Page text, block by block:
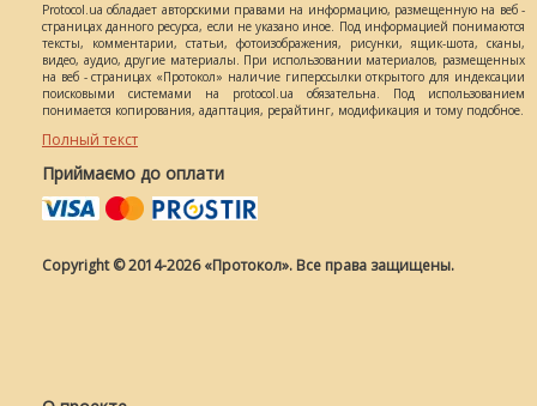
Protocol.ua обладает авторскими правами на информацию, размещенную на веб -
страницах данного ресурса, если не указано иное. Под информацией понимаются
тексты, комментарии, статьи, фотоизображения, рисунки, ящик-шота, сканы,
видео, аудио, другие материалы. При использовании материалов, размещенных
на веб - страницах «Протокол» наличие гиперссылки открытого для индексации
поисковыми системами на protocol.ua обязательна. Под использованием
понимается копирования, адаптация, рерайтинг, модификация и тому подобное.
Полный текст
Приймаємо до оплати
Copyright © 2014-2026 «Протокол». Все права защищены.